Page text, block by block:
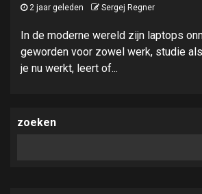
2 jaar geleden Sergej Regner
In de moderne wereld zijn laptops
geworden voor zowel werk, studie
je nu werkt, leert of...
zoeken